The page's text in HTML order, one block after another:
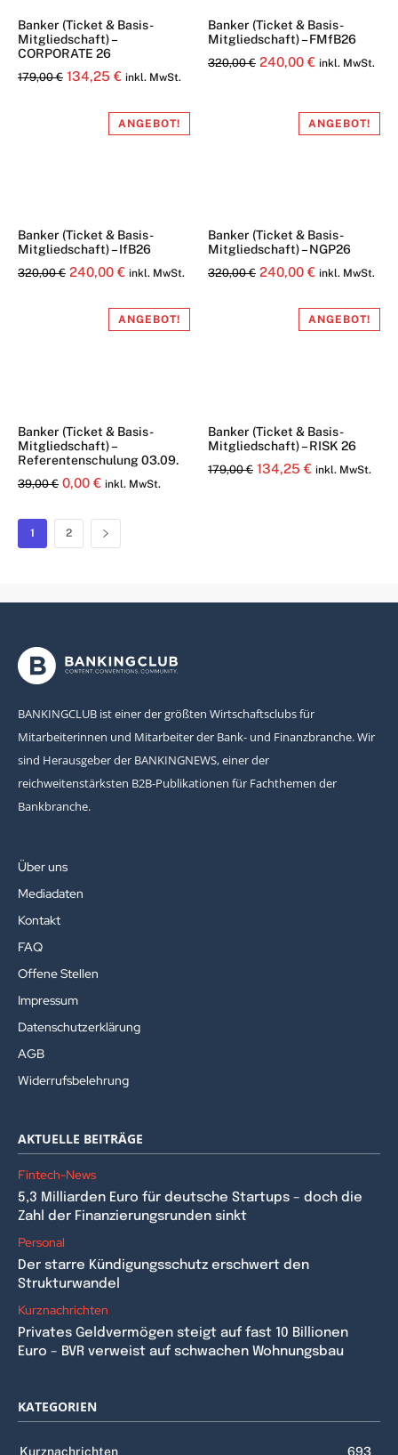
Banker (Ticket & Basis-
Mitgliedschaft) –
CORPORATE 26
179,00€ Ursprünglicher
134,25 €Aktueller
ist:
inkl. MwSt.
Banker (Ticket & Basis-
Mitgliedschaft) – FMfB26
320,00€ Ursprünglicher
320,00 €
240,00 €Aktueller
240,00 €.
inkl. MwSt.
ANGEBOT!
Banker (Ticket & Basis-
Mitgliedschaft) – IfB26
320,00€ Ursprünglicher
240,00 €Aktueller
ist:
inkl. MwSt.
ANGEBOT!
Banker (Ticket & Basis-
Mitgliedschaft) – NGP26
320,00€ Ursprünglicher
240,00 €Aktueller
ist:
inkl. MwSt.
ANGEBOT!
Banker (Ticket & Basis-
Mitgliedschaft) –
Referentenschulung 03.09.
39,00€ Ursprünglicher
war:
39,00 €
0,00 €Aktueller
ist:
0,00 €.
inkl. MwSt.
ANGEBOT!
Banker (Ticket & Basis-
Mitgliedschaft) – RISK 26
179,00€ Ursprünglicher
134,25 €Aktueller
inkl. MwSt.
1 2
BANKINGCLUB ist einer der größten Wirtschaftsclubs für
Mitarbeiterinnen und Mitarbeiter der Bank- und Finanzbranche. Wir
sind Herausgeber der BANKINGNEWS, einer der
reichweitenstärksten B2B-Publikationen für Fachthemen der
Bankbranche.
Über uns
Mediadaten
Kontakt
FAQ
Offene Stellen
Impressum
Datenschutzerklärung
AGB
Widerrufsbelehrung
AKTUELLE BEITRÄGE
Fintech-News
5,3 Milliarden Euro für deutsche Startups – doch die
Zahl der Finanzierungsrunden sinkt
Personal
Der starre Kündigungsschutz erschwert den
Strukturwandel
Kurznachrichten
Privates Geldvermögen steigt auf fast 10 Billionen
Euro – BVR verweist auf schwachen Wohnungsbau
KATEGORIEN
Kurznachrichten 693